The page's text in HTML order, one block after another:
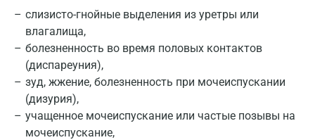
слизисто-гнойные выделения из уретры или
влагалища,
болезненность во время половых контактов
(диспареуния),
зуд, жжение, болезненность при мочеиспускании
(дизурия),
учащенное мочеиспускание или частые позывы на
мочеиспускание,
Калуга
Кемерово
Ковров
Коломна
Королев